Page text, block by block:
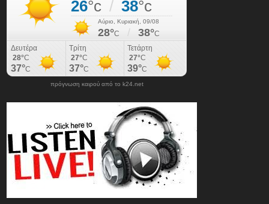
πρόγνωση καιρού από το k24.net